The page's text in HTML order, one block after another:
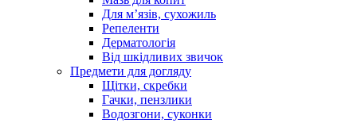
Для м’язів, сухожиль
Репеленти
Дерматологія
Від шкідливих звичок
Предмети для догляду
Щітки, скребки
Гачки, пензлики
Водозгони, суконки